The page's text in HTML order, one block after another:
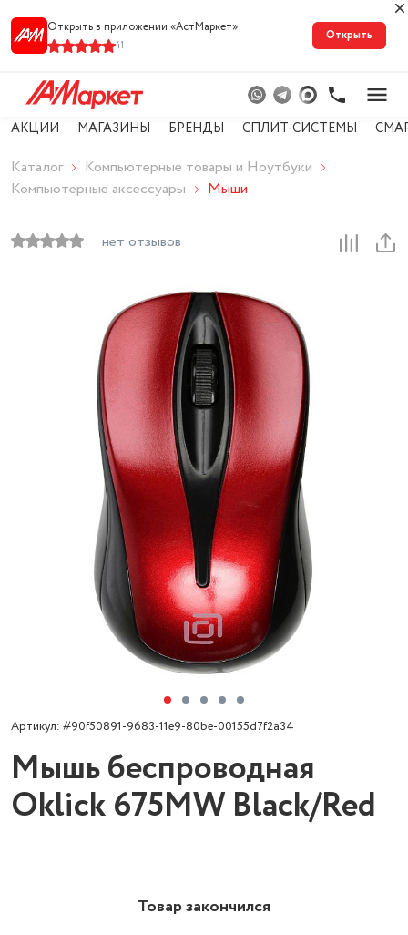
Открыть в приложении «АстМарке‪т‬»
41
Открыть
АКЦИИ МАГАЗИНЫ БРЕНДЫ СПЛИТ-СИСТЕМЫ
Каталог
Компьютерные товары и Ноутбуки
Компьютерные аксессуары
Мыши
нет отзывов
Артикул: #90f50891-9683-11e9-80be-00155d7f2a34
Мышь беспроводная
Oklick 675MW Black/Red
Товар закончился